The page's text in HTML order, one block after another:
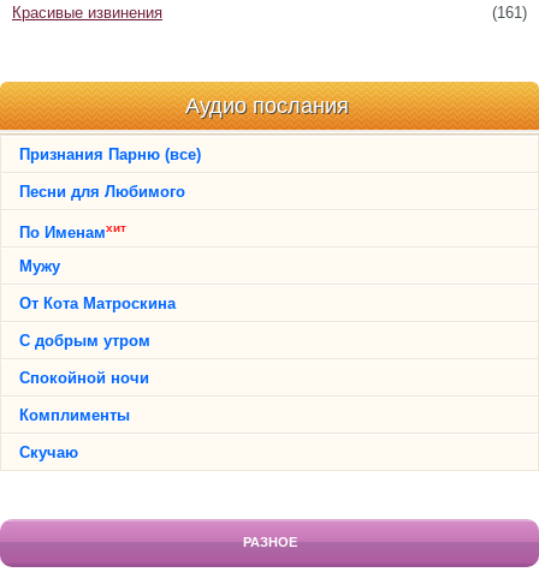
(161)
Красивые извинения
Аудио послания
Признания Парню (все)
Песни для Любимого
По Именамхит
Мужу
От Кота Матроскина
С добрым утром
Спокойной ночи
Комплименты
Скучаю
РАЗНОЕ